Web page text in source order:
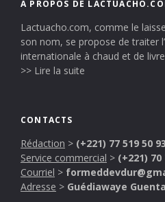
A PROPOS DE
Lactuacho.com, comme le
son nom, se propose de traiter
internationale à chaud et de
>> Lire la suite
CONTACTS
Rédaction > (+221) 77 519 50 93
Service commercial > (+221) 70
Courriel >
Adresse > Guédiawaye